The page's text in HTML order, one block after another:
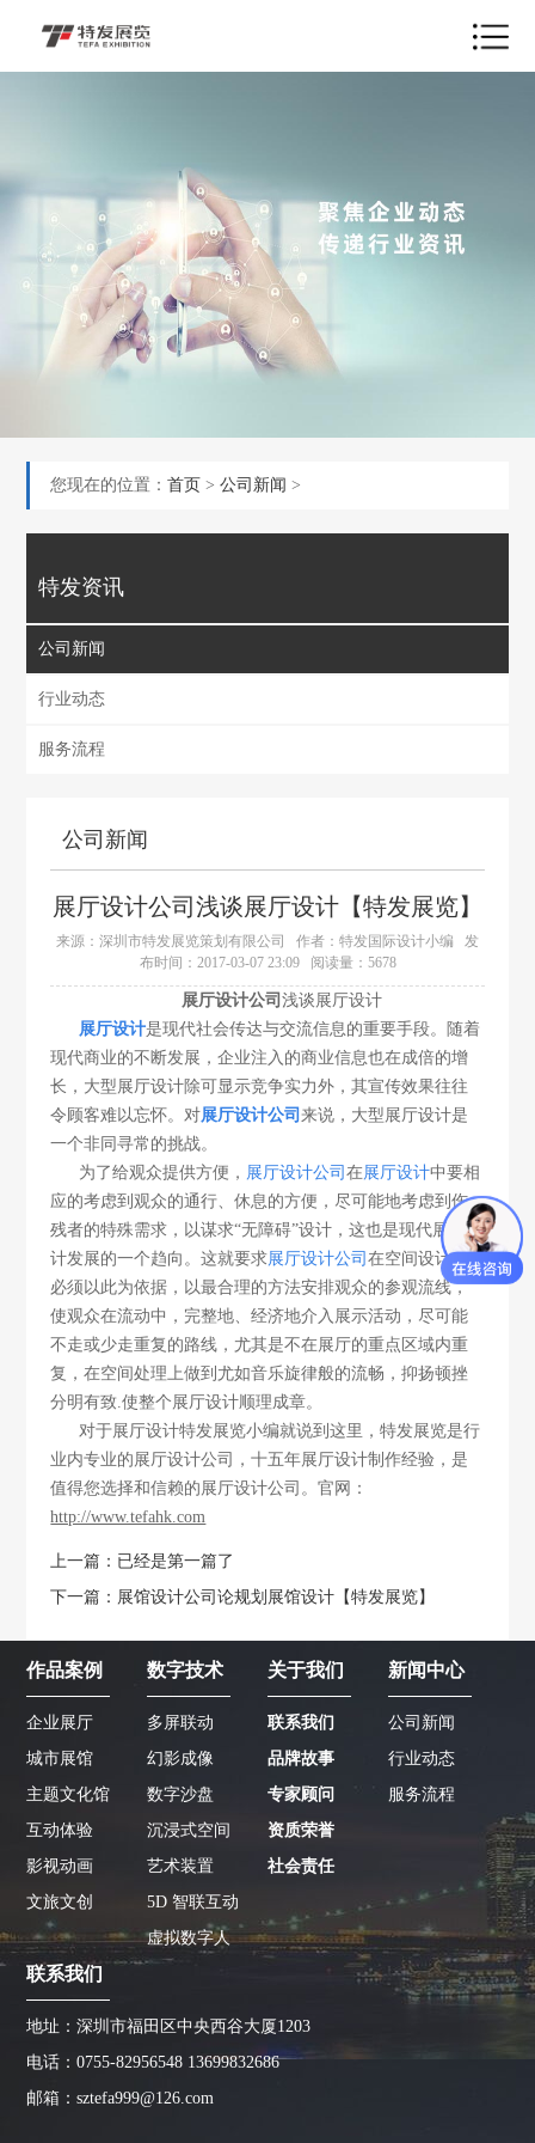
您现在的位置：首页 >公司新闻 >
特发资讯
公司新闻
行业动态
服务流程
公司新闻
展厅设计公司浅谈展厅设计【特发展览】
来源：深圳市特发展览策划有限公司 作者：特发国际设计小编
发
布时间：2017-03-07 23:09
阅读量：5678
展厅设计公司 浅谈展厅设计
展厅设计是现代社会传达与交流信息的重要手段。随着
现代商业的不断发展，企业注入的商业信息也在成倍的增
长，大型展厅设计除可显示竞争实力外，其宣传效果往往
令顾客难以忘怀。对展厅设计公司来说，大型展厅设计是
一个非同寻常的挑战。
为了给观众提供方便， 展厅设计公司在展厅设计中要相
应的考虑到观众的通行、休息的方便，尽可能地考虑到伤
残者的特殊需求，以谋求“无障碍”设计，这也是现代展厅设
计发展的一个趋向。这就要求展厅设计公司在空间设计上
必须以此为依据，以最合理的方法安排观众的参观流线，
使观众在流动中，完整地、经济地介入展示活动，尽可能
不走或少走重复的路线，尤其是不在展厅的重点区域内重
复，在空间处理上做到尤如音乐旋律般的流畅，抑扬顿挫
分明有致 .使整个展厅设计顺理成章。
对于展厅设计特发展览小编就说到这里，特发展览是行
业内专业的展厅设计公司，十五年展厅设计制作经验，是
值得您选择和信赖的展厅设计公司。官网：
http://www.tefahk.com
上一篇：已经是第一篇了
下一篇：展馆设计公司论规划展馆设计【特发展览】
作品案例
企业展厅
城市展馆
主题文化馆
互动体验
影视动画
文旅文创
数字技术
多屏联动
幻影成像
数字沙盘
沉浸式空间
艺术装置
5D 智联互动
虚拟数字人
关于我们
联系我们
品牌故事
专家顾问
资质荣誉
社会责任
新闻中心
公司新闻
行业动态
服务流程
联系我们
地址：深圳市福田区中央西谷大厦1203
电话：0755-82956548 13699832686
邮箱：sztefa999@126.com